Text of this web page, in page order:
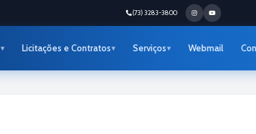
(73) 3283-3800
Licitações e Contratos Serviços Webmail